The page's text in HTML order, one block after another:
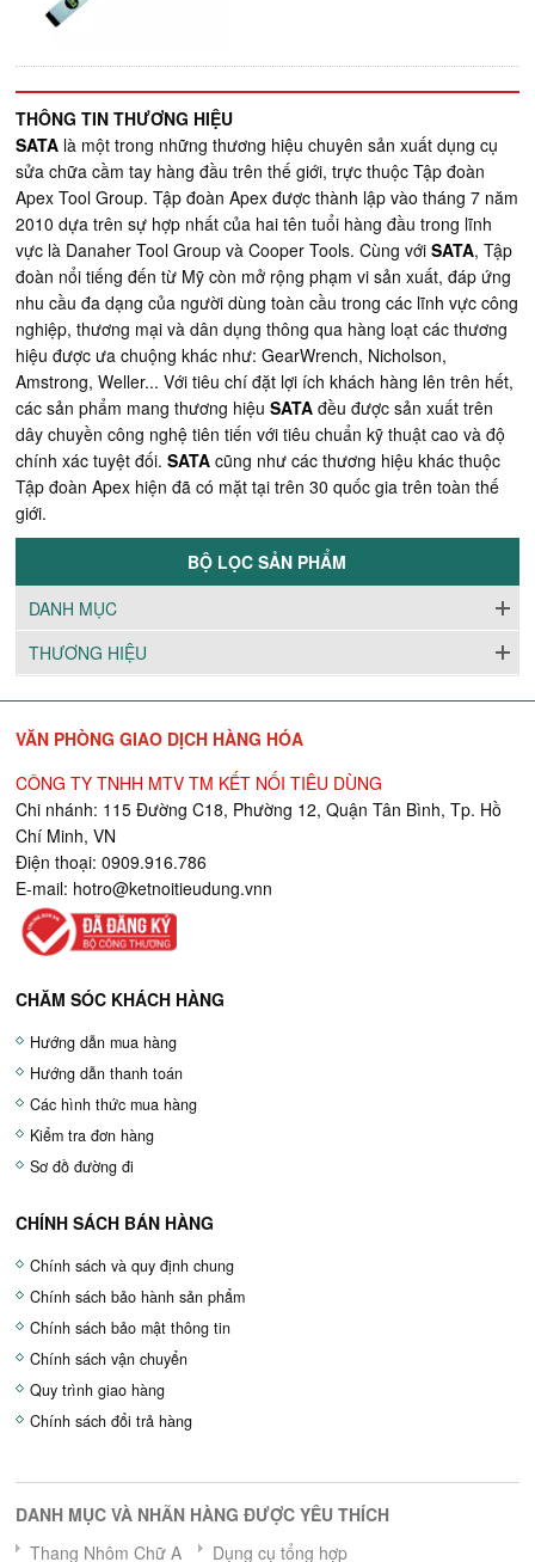
THÔNG TIN THƯƠNG HIỆU
SATA là một trong những thương hiệu chuyên sản xuất dụng cụ
sửa chữa cầm tay hàng đầu trên thế giới, trực thuộc Tập đoàn
Apex Tool Group. Tập đoàn Apex được thành lập vào tháng 7 năm
2010 dựa trên sự hợp nhất của hai tên tuổi hàng đầu trong lĩnh
vực là Danaher Tool Group và Cooper Tools. Cùng vớiSATA, Tập
đoàn nổi tiếng đến từ Mỹ còn mở rộng phạm vi sản xuất, đáp ứng
nhu cầu đa dạng của người dùng toàn cầu trong các lĩnh vực công
nghiệp, thương mại và dân dụng thông qua hàng loạt các thương
hiệu được ưa chuộng khác như: GearWrench, Nicholson,
Amstrong, Weller... Với tiêu chí đặt lợi ích khách hàng lên trên hết,
các sản phẩm mang thương hiệuSATA đều được sản xuất trên
dây chuyền công nghệ tiên tiến với tiêu chuẩn kỹ thuật cao và độ
chính xác tuyệt đối.SATA cũng như các thương hiệu khác thuộc
Tập đoàn Apex hiện đã có mặt tại trên 30 quốc gia trên toàn thế
giới.
BỘ LỌC SẢN PHẨM
DANH MỤC
THƯƠNG HIỆU
VĂN PHÒNG GIAO DỊCH HÀNG HÓA
CÔNG TY TNHH MTV TM KẾT NỐI TIÊU DÙNG
Chi nhánh: 115 Đường C18, Phường 12, Quận Tân Bình, Tp. Hồ
Chí Minh, VN
Điện thoại: 0909.916.786
E-mail: hotro@ketnoitieudung.vnn
CHĂM SÓC KHÁCH HÀNG
Hướng dẫn mua hàng
Hướng dẫn thanh toán
Các hình thức mua hàng
Kiểm tra đơn hàng
Sơ đồ đường đi
CHÍNH SÁCH BÁN HÀNG
Chính sách và quy định chung
Chính sách bảo hành sản phẩm
Chính sách bảo mật thông tin
Chính sách vận chuyển
Quy trình giao hàng
Chính sách đổi trả hàng
DANH MỤC VÀ NHÃN HÀNG ĐƯỢC YÊU THÍCH
Thang Nhôm Chữ A
Dụng cụ tổng hợp